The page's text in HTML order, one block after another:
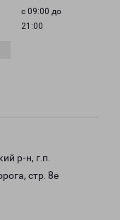
с 09:00 до
21:00
р-н, г.п.
стр. 8е